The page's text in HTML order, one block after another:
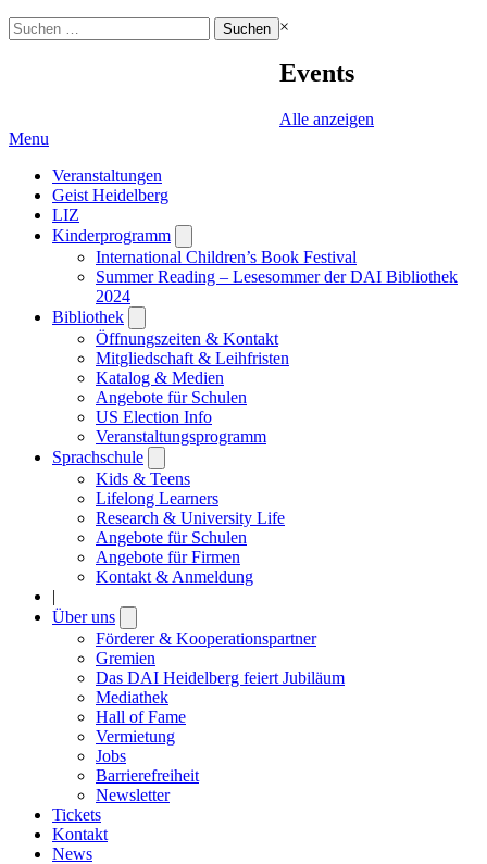
Suchen
nach:
×
Events
Alle anzeigen
Menu
Veranstaltungen
Geist Heidelberg
LIZ
Kinderprogramm
submenu
International Children’s Book Festival
Summer Reading – Lesesommer der DAI Bibliothek
2024
Bibliothek
submenu
Öffnungszeiten & Kontakt
Mitgliedschaft & Leihfristen
Katalog & Medien
Angebote für Schulen
US Election Info
Veranstaltungsprogramm
Sprachschule
submenu
Kids & Teens
Lifelong Learners
Research & University Life
Angebote für Schulen
Angebote für Firmen
Kontakt & Anmeldung
|
Über uns
submenu
Förderer & Kooperationspartner
Gremien
Das DAI Heidelberg feiert Jubiläum
Mediathek
Hall of Fame
Vermietung
Jobs
Barrierefreiheit
Newsletter
Tickets
Kontakt
News